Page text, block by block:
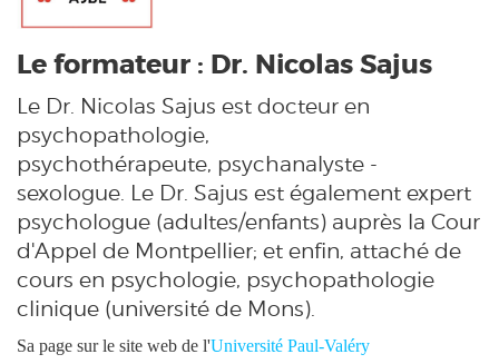
Le formateur : Dr. Nicolas Sajus
Le Dr. Nicolas Sajus est docteur en
psychopathologie,
psychothérapeute, psychanalyste -
sexologue. Le Dr. Sajus est également expert
psychologue (adultes/enfants) auprès la Cour
d'Appel de Montpellier; et enfin, attaché de
cours en psychologie, psychopathologie
clinique (université de Mons).
Sa page sur le site web de l'Université Paul-Valéry